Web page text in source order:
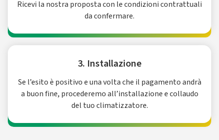
Ricevi la nostra proposta con le condizioni contrattuali
da confermare.
3. Installazione
Se l’esito è positivo e una volta che il pagamento andrà
a buon fine, procederemo all’installazione e collaudo
del tuo climatizzatore.